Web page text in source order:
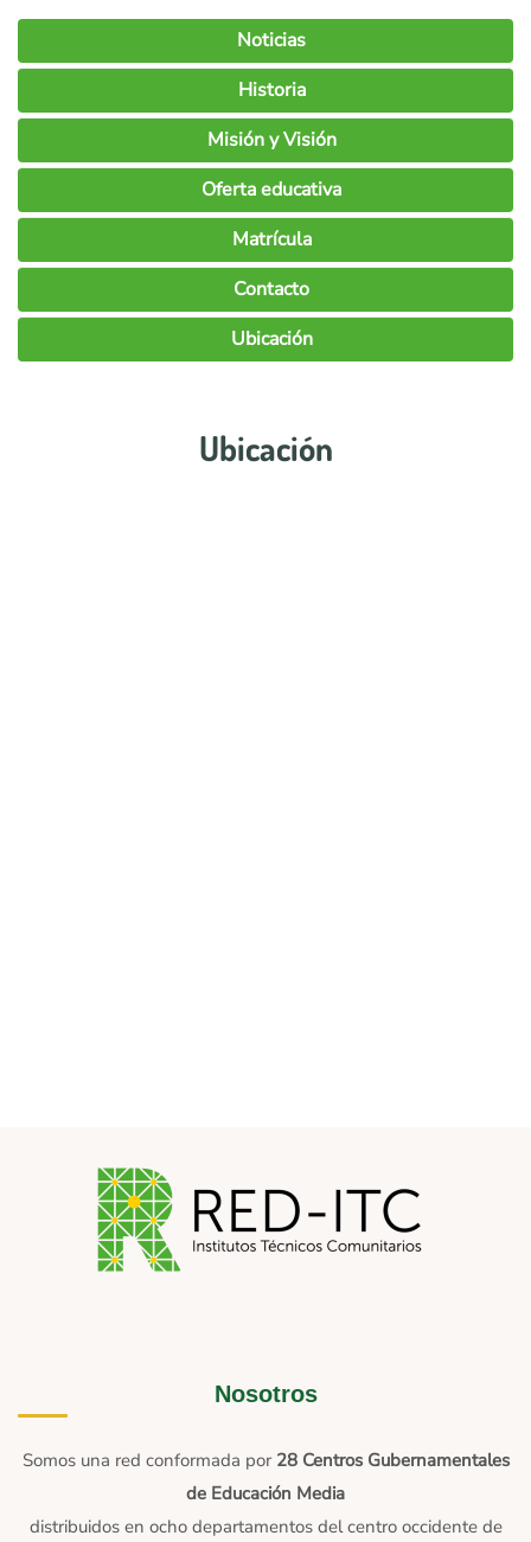
Ubicación
Noticias
Historia
Misión y Visión
Oferta educativa
Matrícula
Contacto
Ubicación
Nosotros
Somos una red conformada por 28 Centros Gubernamentales
de Educación Media
distribuidos en ocho departamentos del centro occidente de